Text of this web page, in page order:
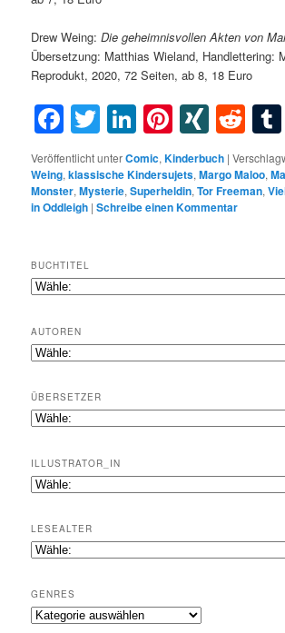
Drew Weing:Die geheimnisvollen Akten von
Übersetzung: Matthias Wieland, Handlettering:
Reprodukt, 2020, 72 Seiten, ab 8, 18 Euro
Facebook
Twitter
LinkedIn
Pinterest
XING
Veröffentlicht unterComic,Kinderbuch |
Weing,klassische Kindersujets,Margo Maloo,
Monster,Mysterie,Superheldin,Tor Freeman,
in Oddleigh |Schreibe einen Kommentar
BUCHTITEL
AUTOREN
ÜBERSETZER
ILLUSTRATOR_IN
LESEALTER
GENRES
Genres